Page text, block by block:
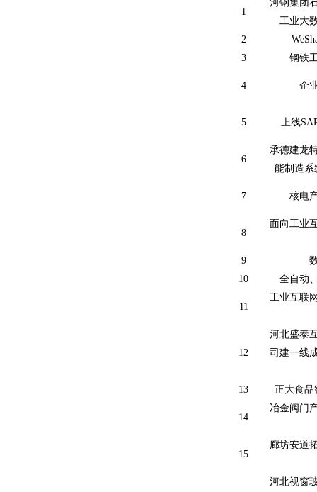
1
河钢集团
工业大
2
3
钢铁
4 企
5 上线
6
承德建龙
能制造系
7 核电
8
面向工业
9
10
全自动
11
工业互联
12
河北盛泰
司建一线
13 正大食品
14
冶金阀门
15
廊坊安道
河北视窗